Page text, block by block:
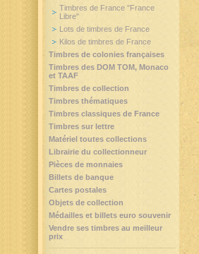
Timbres de France "France
Libre"
Lots de timbres de France
Kilos de timbres de France
Timbres de colonies françaises
Timbres des DOM TOM, Monaco
et TAAF
Timbres de collection
Timbres thématiques
Timbres classiques de France
Timbres sur lettre
Matériel toutes collections
Librairie du collectionneur
Pièces de monnaies
Billets de banque
Cartes postales
Objets de collection
Médailles et billets euro souvenir
Vendre ses timbres au meilleur
prix